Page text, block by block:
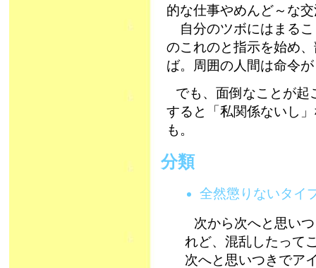
的な仕事やめんど～な
自分のツボにはまるこ
のこれのと指示を始め
ば。周囲の人間は命令
でも、面倒なことが起
すると「私関係ないし
も。
分類
全然懲りないタイ
次から次へと思い
れど、混乱したって
次へと思いつきでア